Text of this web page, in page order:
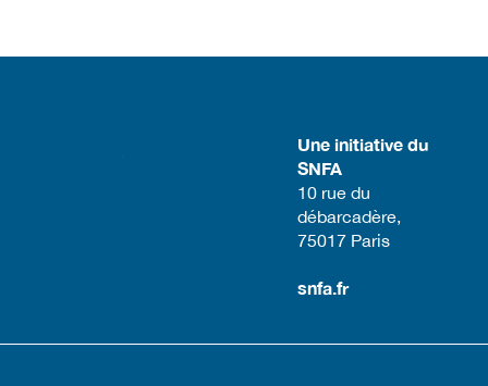
Une initiative du
SNFA
​10 rue du
débarcadère,
75017 Paris​
snfa.fr